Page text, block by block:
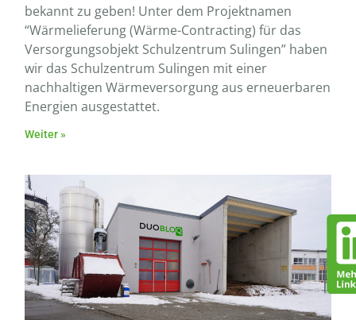
bekannt zu geben! Unter dem Projektnamen
“Wärmelieferung (Wärme-Contracting) für das
Versorgungsobjekt Schulzentrum Sulingen” haben
wir das Schulzentrum Sulingen mit einer
nachhaltigen Wärmeversorgung aus erneuerbaren
Energien ausgestattet.
Weiter »